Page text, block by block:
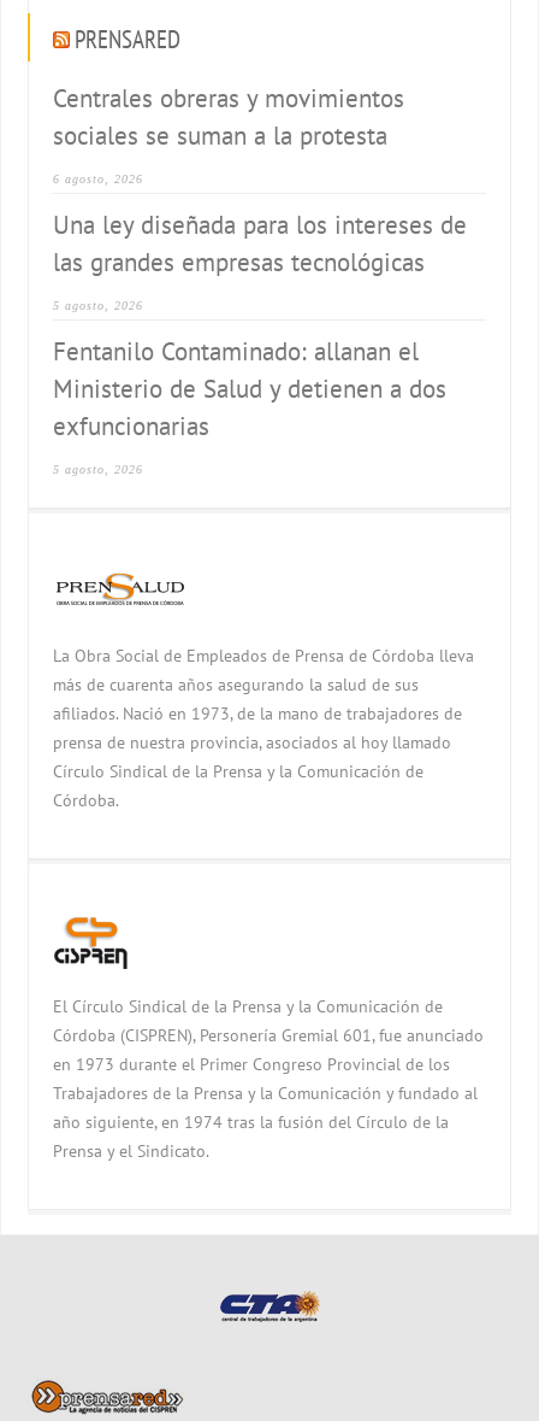
PRENSARED
Centrales obreras y movimientos
sociales se suman a la protesta
6 agosto, 2026
Una ley diseñada para los intereses de
las grandes empresas tecnológicas
5 agosto, 2026
Fentanilo Contaminado: allanan el
Ministerio de Salud y detienen a dos
exfuncionarias
5 agosto, 2026
La Obra Social de Empleados de Prensa de Córdoba lleva
más de cuarenta años asegurando la salud de sus
afiliados. Nació en 1973, de la mano de trabajadores de
prensa de nuestra provincia, asociados al hoy llamado
Círculo Sindical de la Prensa y la Comunicación de
Córdoba.
El Círculo Sindical de la Prensa y la Comunicación de
Córdoba (CISPREN), Personería Gremial 601, fue anunciado
en 1973 durante el Primer Congreso Provincial de los
Trabajadores de la Prensa y la Comunicación y fundado al
año siguiente, en 1974 tras la fusión del Círculo de la
Prensa y el Sindicato.